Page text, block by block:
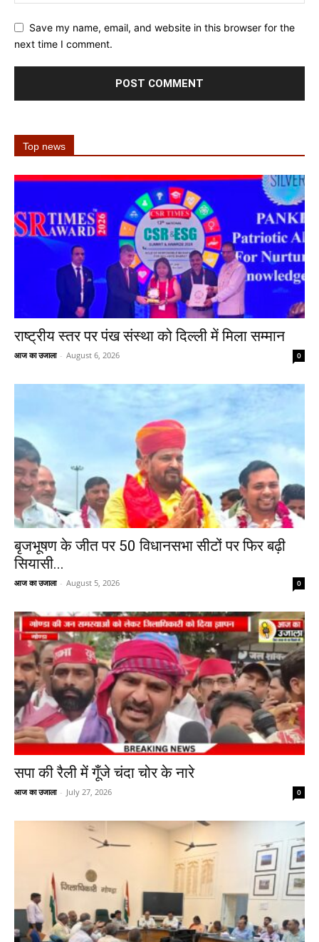
Save my name, email, and website in this browser for the
next time I comment.
Top news
राष्ट्रीय स्तर पर पंख संस्था को दिल्ली में मिला सम्मान
आज का उजाला - August 6, 2026 0
बृजभूषण के जीत पर 50 विधानसभा सीटों पर फिर बढ़ी
सियासी...
आज का उजाला - August 5, 2026 0
सपा की रैली में गूँजे चंदा चोर के नारे
आज का उजाला - July 27, 2026 0